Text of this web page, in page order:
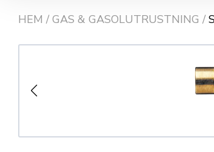
HEM / GAS & GASOLUTRUSTNING /